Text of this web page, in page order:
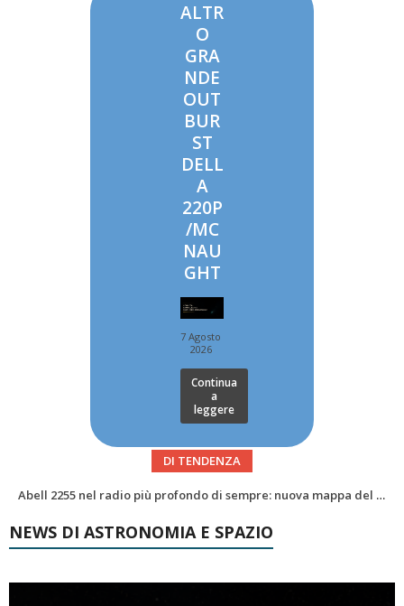
ALTR
O
GRA
NDE
OUT
BUR
ST
DELL
A
220P
/MC
NAU
GHT
7 Agosto
2026
Continua
a
leggere
DI TENDENZA
Alzando gli occhi al cielo – Vale la sveglia?Le congiunzioni di agosto 2026
NEWS DI ASTRONOMIA E SPAZIO